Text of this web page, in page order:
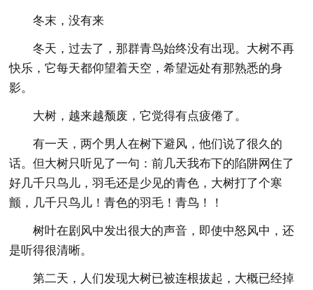
冬末，没有来
冬天，过去了，那群青鸟始终没有出现。大树不再
快乐，它每天都仰望着天空，希望远处有那熟悉的身
影。
大树，越来越颓废，它觉得有点疲倦了。
有一天，两个男人在树下避风，他们说了很久的
话。但大树只听见了一句：前几天我布下的陷阱网住了
好几千只鸟儿，羽毛还是少见的青色，大树打了个寒
颤，几千只鸟儿！青色的羽毛！青鸟！！
树叶在剧风中发出很大的声音，即使中怒风中，还
是听得很清晰。
第二天，人们发现大树已被连根拔起，大概已经掉